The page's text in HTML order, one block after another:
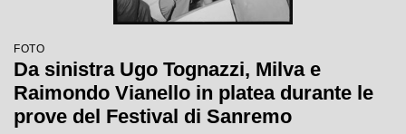
FOTO
Da sinistra Ugo Tognazzi, Milva e
Raimondo Vianello in platea durante le
prove del Festival di Sanremo